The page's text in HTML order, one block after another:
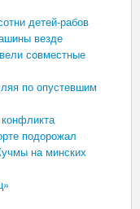
детей-рабов
везде
совместные
по опустевшим
подорожал
на минских